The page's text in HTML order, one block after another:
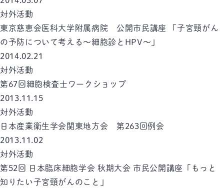
対外活動
東京慈恵会医科大学附属病院 公開市民講座 「子宮頸がん
の予防について考える～細胞診とHPV～」
2014.02.21
対外活動
第67回細胞検査士ワークショップ
2013.11.15
対外活動
日本産業衛生学会関東地方会 第263回例会
2013.11.02
対外活動
第52回 日本臨床細胞学会 秋期大会 市民公開講座「もっと
知りたい子宮頸がんのこと」